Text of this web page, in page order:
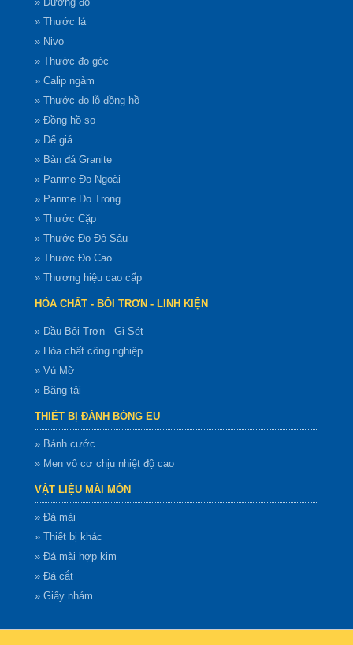
» Thước lá
» Nivo
» Thước đo góc
» Calip ngàm
» Thước đo lỗ đồng hồ
» Đồng hồ so
» Đế giá
» Bàn đá Granite
» Panme Đo Ngoài
» Panme Đo Trong
» Thước Cặp
» Thước Đo Độ Sâu
» Thước Đo Cao
» Thương hiệu cao cấp
HÓA CHẤT - BÔI TRƠN - LINH KIỆN
» Dầu Bôi Trơn - Gỉ Sét
» Hóa chất công nghiệp
» Vú Mỡ
» Băng tải
THIẾT BỊ ĐÁNH BÓNG EU
» Bánh cước
» Men vô cơ chịu nhiệt độ cao
VẬT LIỆU MÀI MÒN
» Đá mài
» Thiết bị khác
» Đá mài hợp kim
» Đá cắt
» Giấy nhám